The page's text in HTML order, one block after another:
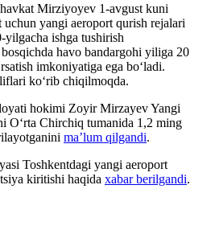
Mirziyoyev 1-avgust kuni
yangi aeroport qurish rejalari
yilgacha ishga tushirish
havo bandargohi yiliga 20
imkoniyatiga ega bo‘ladi.
ko‘rib chiqilmoqda.
hokimi Zoyir Mirzayev Yangi
O‘rta Chirchiq tumanida 1,2 ming
ma’lum qilgandi.
Toshkentdagi yangi aeroport
kiritishi haqida xabar berilgandi.